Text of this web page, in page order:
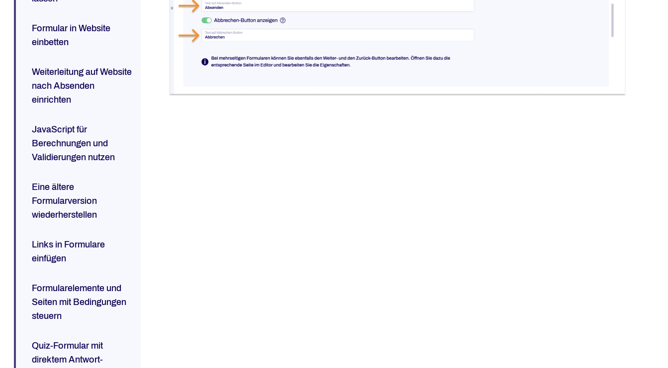
Formular in Website
einbetten
Weiterleitung auf Website
nach Absenden
einrichten
JavaScript für
Berechnungen und
Validierungen nutzen
Eine ältere
Formularversion
wiederherstellen
Links in Formulare
einfügen
Formularelemente und
Seiten mit Bedingungen
steuern
Quiz-Formular mit
direktem Antwort-